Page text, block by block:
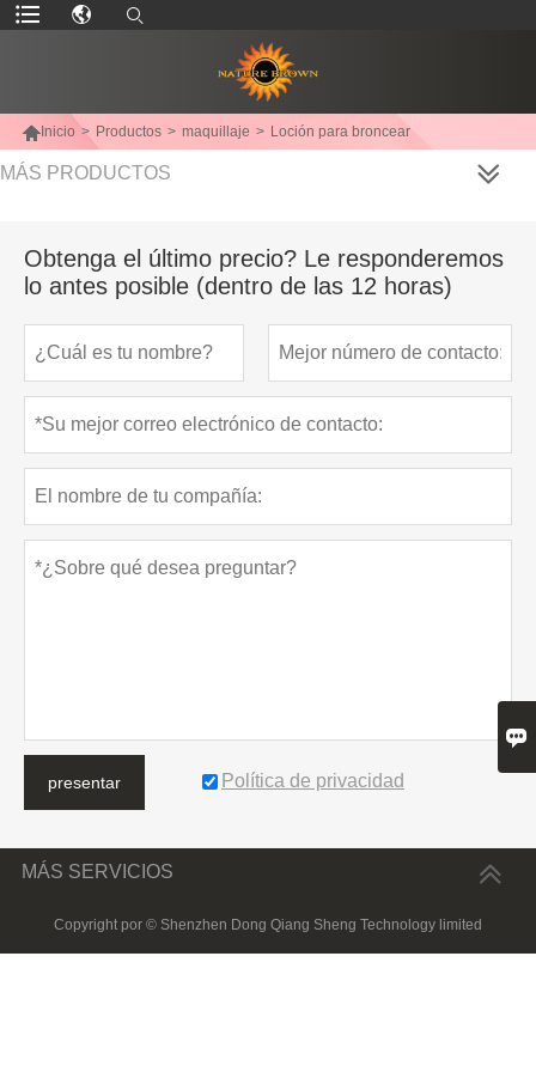
Inicio > Productos > maquillaje > Loción para broncear
MÁS PRODUCTOS
Obtenga el último precio? Le responderemos
lo antes posible (dentro de las 12 horas)
presentar Política de privacidad
MÁS SERVICIOS
Copyright por © Shenzhen Dong Qiang Sheng Technology limited
